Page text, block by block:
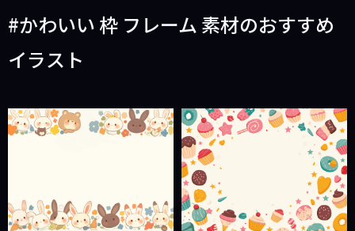
る
む
かわいい 枠 フレーム 素材のおすすめ
イラスト